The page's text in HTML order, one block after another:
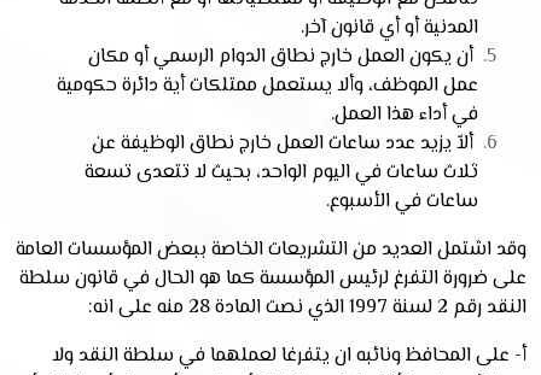
المدنية أو أي قانون آخر.
أن يكون العمل خارج نطاق الدوام الرسمي أو مكان
عمل الموظف، وألا يستعمل ممتلكات أية دائرة حكومية
في أداء هذا العمل.
ألاّ يزيد عدد ساعات العمل خارج نطاق الوظيفة عن
ثلاث ساعات في اليوم الواحد، بحيث لا تتعدى تسعة
ساعات في الأسبوع.
وقد اشتمل العديد من التشريعات الخاصة ببعض المؤسسات العامة
على ضرورة التفرغ لرئيس المؤسسة كما هو الحال في قانون سلطة
النقد رقم 2 لسنة 1997 الذي نصت المادة 28 منه على انه:
أ- على المحافظ ونائبه ان يتفرغا لعملهما في سلطة النقد ولا